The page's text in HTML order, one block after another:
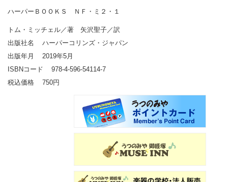
ハーパーＢＯＯＫＳ ＮＦ・ミ２・１
トム・ミッチェル／著 矢沢聖子／訳
出版社名 ハーパーコリンズ・ジャパン
出版年月 2019年5月
ISBNコード 978-4-596-54114-7
税込価格 750円